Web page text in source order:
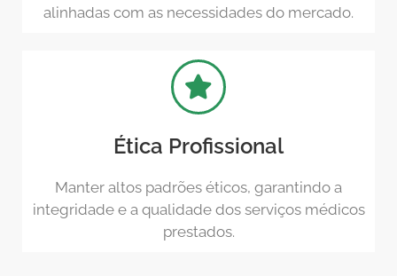
alinhadas com as necessidades do mercado.
Ética Profissional
Manter altos padrões éticos, garantindo a
integridade e a qualidade dos serviços médicos
prestados.